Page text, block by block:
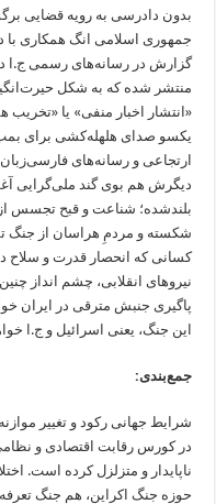
بدون دادرسی به رویه قضایی
جمهوری اسلامی انگ همکاری
گزارش در رسانه‌های رسمی ج.ا
منتشر شده که به شکل
«انتشار اخبار منفی» یا
یکسو صدای هلهله‌کشی برای بمب
ارتجاعی و رسانه‌های
دیگرش هم بوی گند ملی‌گرایی
بلندشده؛ شناعت و قبح تجسس
شکسته و مردمِ هراسان از جنگ
کسانی که انحصار قدرت و سلاح
نیروهای انقلابی، چشم انداز
پاگیری جنبش مترقی در ایران
این جنگ، یعنی اسرائیل و ج.ا
جمع‌بندی:
شرایط جهانی رکود و تغییر
در کورس رقابت اقتصادی و
ناپایدار و متزلزل کرده است.
حوزه جنگ اکراین، هم جنگ